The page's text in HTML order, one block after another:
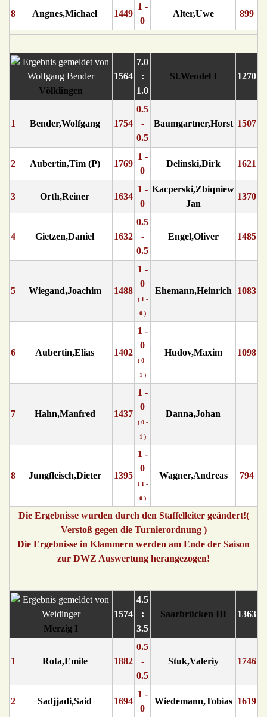
8 Angnes,Michael 1449
1 -
0
Alter,Uwe 899
Völklingen
1564
7.0
:
1.0
St.Wendel I 1270
1 Bender,Wolfgang 1754
0.5
-
0.5
Baumgartner,Horst 1507
2 Aubertin,Tim (P) 1769
1 -
0
Delinski,Dirk 1621
3 Orth,Reiner 1634
1 -
0
Kacperski,Zbiqniew
Jan
1370
4 Gietzen,Daniel 1632
0.5
-
0.5
Engel,Oliver 1485
5 Wiegand,Joachim 1488
1 -
0
( 1 -
0 )
Ehemann,Heinrich 1083
6 Aubertin,Elias 1402
1 -
0
( 0 -
1 )
Hudov,Maxim 1098
7 Hahn,Manfred 1437
1 -
0
( 0 -
1 )
Danna,Johan
8 Jungfleisch,Dieter 1395
1 -
0
( 1 -
0 )
Wagner,Andreas 794
Die Ergebnisse wurden durch den Staffelleiter geändert!(
Verstoß gegen die Turnierordnung )
Die Ergebnisse in Klammern werden am Ende der Saison
zur DWZ Auswertung herangezogen!
Merzig I
1574
4.5
:
3.5
Saarbrücken III 1363
1 Rota,Emile 1882
0.5
-
0.5
Stuk,Valeriy 1746
2 Sadjjadi,Said 1694
1 -
0
Wiedemann,Tobias 1619